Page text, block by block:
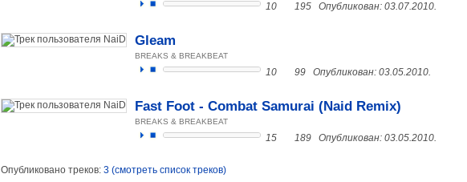
10 195 Опубликован: 03.07.2010.
Gleam
BREAKS & BREAKBEAT
10 99 Опубликован: 03.05.2010.
Fast Foot - Combat Samurai (Naid Remix)
BREAKS & BREAKBEAT
15 189 Опубликован: 03.05.2010.
Опубликовано треков: 3 (смотреть список треков)